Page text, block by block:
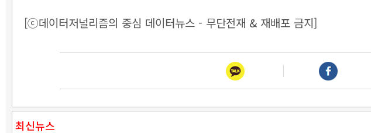
[ⓒ데이터저널리즘의 중심 데이터뉴스 - 무단전재 & 재배포 금지]
최신뉴스